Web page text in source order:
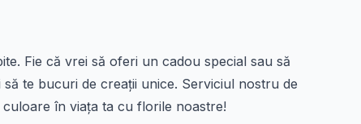
Fie că vrei să oferi un cadou special sau să
să te bucuri de creații unice. Serviciul nostru de
în viața ta cu florile noastre!